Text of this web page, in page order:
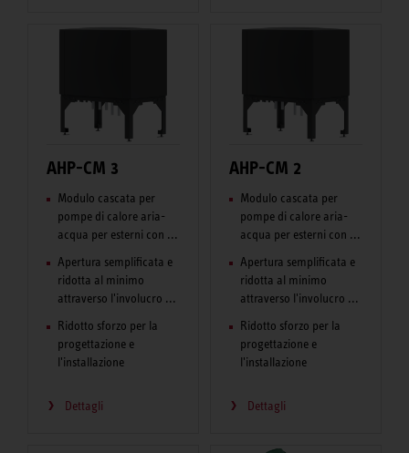
AHP-CM 3
Modulo cascata per
pompe di calore aria-
acqua per esterni con ...
Apertura semplificata e
ridotta al minimo
attraverso l'involucro ...
Ridotto sforzo per la
progettazione e
l'installazione
Dettagli
AHP-CM 2
Modulo cascata per
pompe di calore aria-
acqua per esterni con ...
Apertura semplificata e
ridotta al minimo
attraverso l'involucro ...
Ridotto sforzo per la
progettazione e
l'installazione
Dettagli